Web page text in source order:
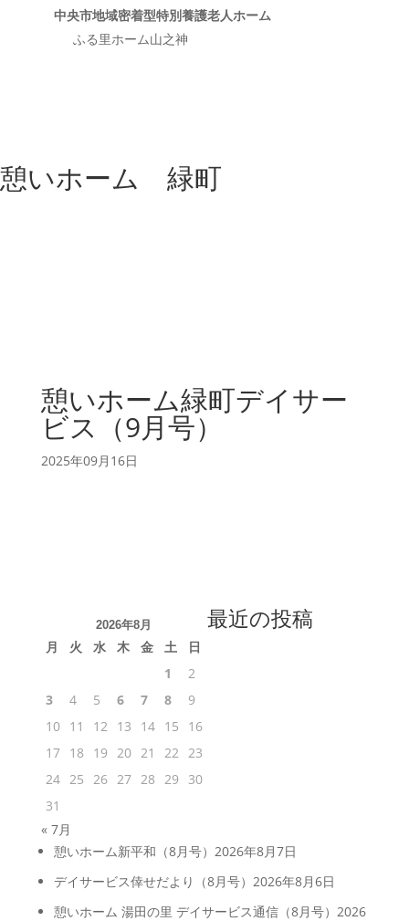
中央市地域密着型特別養護老人ホーム
ふる里ホーム山之神
憩いホーム 緑町
憩いホーム緑町デイサー
ビス（9月号）
2025年09月16日
2026年8月
月 火 水 木 金 土
日
1
2
3
4 5 6 7 8
9
10 11 12 13 14 15
16
17 18 19 20 21 22 23
24 25 26 27 28 29
30
31
« 7月
最近の投稿
憩いホーム新平和（8月号） 2026年8月7日
デイサービス倖せだより（8月号） 2026年8月6日
憩いホーム 湯田の里 デイサービス通信（8月号） 2026